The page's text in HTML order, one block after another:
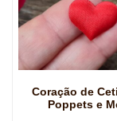
Coração de
Poppets e